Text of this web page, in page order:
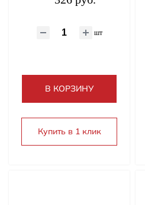
шт
В КОРЗИНУ
Купить в 1 клик